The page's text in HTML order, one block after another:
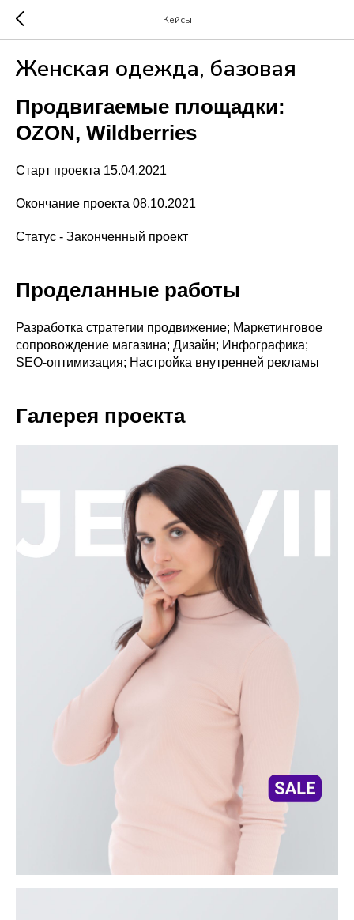
Кейсы
Женская одежда, базовая
Продвигаемые площадки:
OZON, Wildberries
Старт проекта 15.04.2021
Окончание проекта 08.10.2021
Статус - Законченный проект
Проделанные работы
Разработка стратегии продвижение; Маркетинговое
сопровождение магазина; Дизайн; Инфографика;
SEO-оптимизация; Настройка внутренней рекламы
Галерея проекта